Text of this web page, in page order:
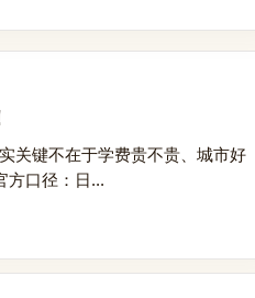
关键不在于学费贵不贵、城市好
方口径：日...